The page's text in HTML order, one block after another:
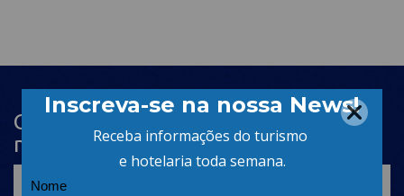
Cadastre-se na newsletter e receba
nosso conteúdo em seu e-mail